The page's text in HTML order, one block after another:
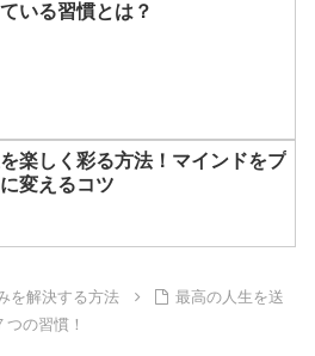
いる習慣とは？
楽しく彩る方法！マインドをプ
変えるコツ
を解決する方法
最高の人生を送
の習慣！